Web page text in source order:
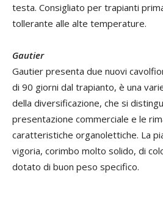
testa. Consigliato per trapianti
tollerante alle alte temperature.
Gautier
Gautier presenta due nuovi
di 90 giorni dal trapianto, è una
della diversificazione, che si
presentazione commerciale e le
caratteristiche organolettiche. La
vigoria, corimbo molto solido, di
dotato di buon peso specifico.